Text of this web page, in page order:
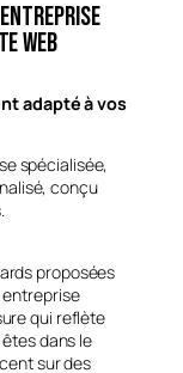
entreprise
web
adapté à vos
spécialisée,
conçu
proposées
qui reflète
dans le
sur des